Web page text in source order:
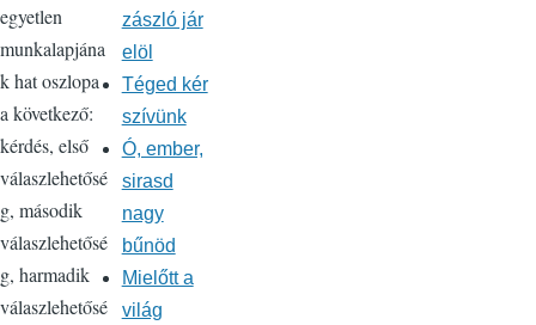
egyetlen
munkalapjána
k hat oszlopa
a következő:
kérdés, első
válaszlehetősé
g, második
válaszlehetősé
g, harmadik
válaszlehetősé
zászló jár
elöl
Téged kér
szívünk
Ó, ember,
sirasd
nagy
bűnöd
Mielőtt a
világ